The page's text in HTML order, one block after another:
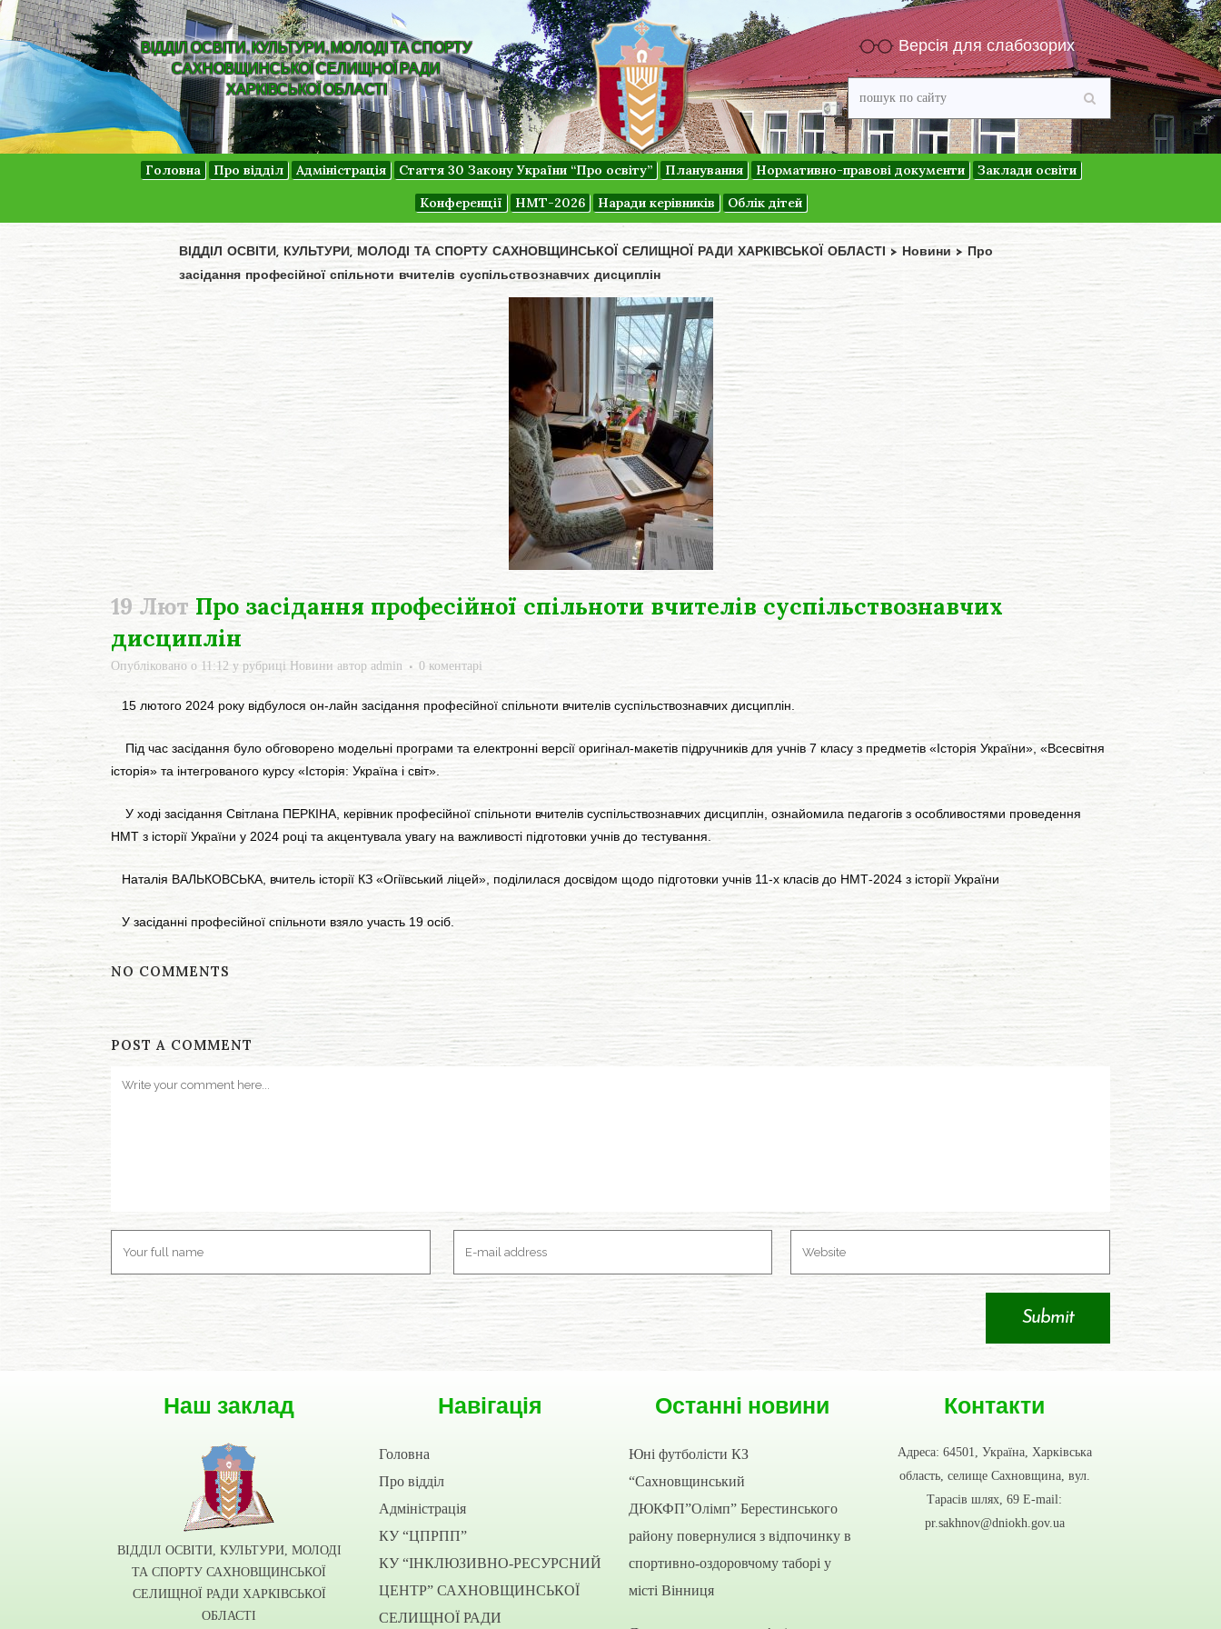
ВІДДІЛ ОСВІТИ, КУЛЬТУРИ, МОЛОДІ ТА СПОРТУ
САХНОВЩИНСЬКОЇ СЕЛИЩНОЇ РАДИ
ХАРКІВСЬКОЇ ОБЛАСТІ
Версія для слабозорих
Головна Про відділ Адміністрація Стаття 30 Закону України “Про освіту” Планування Нормативно-правові документи
Заклади освіти
Конференції
НМТ-2026 Наради керівників Облік дітей
ВІДДІЛ ОСВІТИ, КУЛЬТУРИ, МОЛОДІ ТА СПОРТУ САХНОВЩИНСЬКОЇ СЕЛИЩНОЇ РАДИ ХАРКІВСЬКОЇ ОБЛАСТІ > Новини> Про
засідання професійної спільноти вчителів суспільствознавчих дисциплін
19 Лют Про засідання професійної спільноти вчителів суспільствознавчих
дисциплін
Опубліковано о 11:12 у рубриці Новини автор admin 0 коментарі
15 лютого 2024 року відбулося он-лайн засідання професійної спільноти вчителів суспільствознавчих дисциплін.
Під час засідання було обговорено модельні програми та електронні версії оригінал-макетів підручників для учнів 7 класу з предметів «Історія України», «Всесвітня
історія» та інтегрованого курсу «Історія: Україна і світ».
У ході засідання Світлана ПЕРКІНА, керівник професійної спільноти вчителів суспільствознавчих дисциплін, ознайомила педагогів з особливостями проведення
НМТ з історії України у 2024 році та акцентувала увагу на важливості підготовки учнів до тестування.
Наталія ВАЛЬКОВСЬКА, вчитель історії КЗ «Огіївський ліцей», поділилася досвідом щодо підготовки учнів 11-х класів до НМТ-2024 з історії України
У засіданні професійної спільноти взяло участь 19 осіб.
NO COMMENTS
POST A COMMENT
Наш заклад
ВІДДІЛ ОСВІТИ, КУЛЬТУРИ, МОЛОДІ
ТА СПОРТУ САХНОВЩИНСЬКОЇ
СЕЛИЩНОЇ РАДИ ХАРКІВСЬКОЇ
ОБЛАСТІ
Навігація
Головна
Про відділ
Адміністрація
КУ “ЦПРПП”
КУ “ІНКЛЮЗИВНО-РЕСУРСНИЙ
ЦЕНТР” САХНОВЩИНСЬКОЇ
СЕЛИЩНОЇ РАДИ
Останні новини
Юні футболісти КЗ
“Сахновщинський
ДЮКФП”Олімп” Берестинського
району повернулися з відпочинку в
спортивно-оздоровчому таборі у
місті Вінниця
Контакти
Адреса: 64501, Україна, Харківська
область, селище Сахновщина, вул.
Тарасів шлях, 69 E-mail:
pr.sakhnov@dniokh.gov.ua